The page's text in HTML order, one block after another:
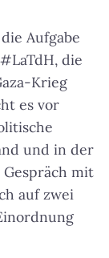
Aufgabe
die
Krieg
es vor
und in der
Gespräch mit
auf zwei